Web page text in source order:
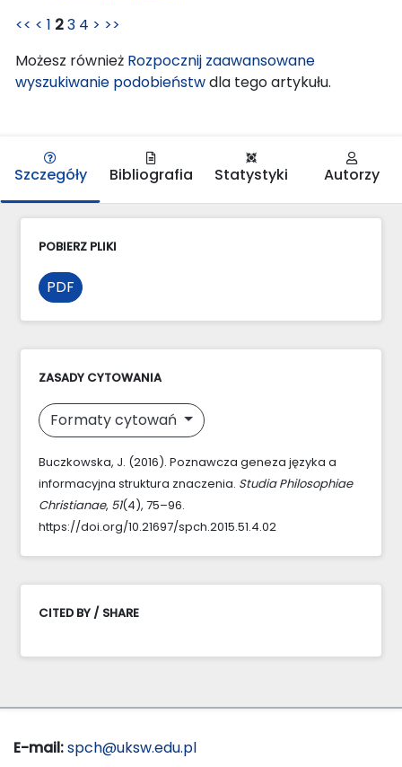
<< < 1 23 4 > >>
Możesz również Rozpocznij zaawansowane
wyszukiwanie podobieństwdla tego artykułu.
Szczegóły Bibliografia Statystyki Autorzy
POBIERZ PLIKI
PDF
ZASADY CYTOWANIA
Formaty cytowań
Buczkowska, J. (2016). Poznawcza geneza języka a
informacyjna struktura znaczenia. Studia Philosophiae
Christianae, 51(4), 75–96.
https://doi.org/10.21697/spch.2015.51.4.02
CITED BY / SHARE
E-mail:spch@uksw.edu.pl